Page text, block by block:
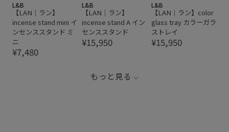
L&B
【LAN｜ラン】
incense stand mini イ
ンセンススタンド ミ
ニ
¥7,480
L&B
【LAN｜ラン】
incense stand A イン
センススタンド
¥15,950
L&B
【LAN｜ラン】color
glass tray カラーガラ
ストレイ
¥15,950
もっと見る